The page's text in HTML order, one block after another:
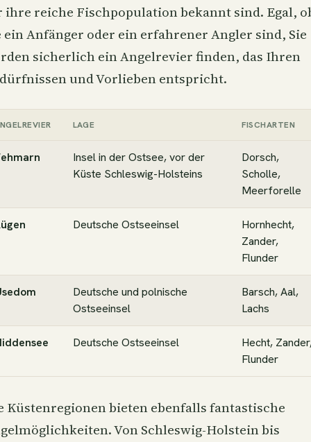
reiche Fischpopulation bekannt sind. Egal,
ein Anfänger oder ein erfahrener Angler sind, Sie
sicherlich ein Angelrevier finden, das Ihren
und Vorlieben entspricht.
LAGE FISCHARTEN
Insel in der Ostsee, vor der
Küste Schleswig-Holsteins
Dorsch,
Scholle,
Meerforelle
Deutsche Ostseeinsel Hornhecht,
Zander,
Flunder
Deutsche und polnische
Ostseeinsel
Barsch, Aal,
Lachs
Deutsche Ostseeinsel
Hecht,
Flunder
Küstenregionen bieten ebenfalls fantastische
Von Schleswig-Holstein bis